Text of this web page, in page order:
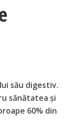
său digestiv.
sănătatea și
60% din